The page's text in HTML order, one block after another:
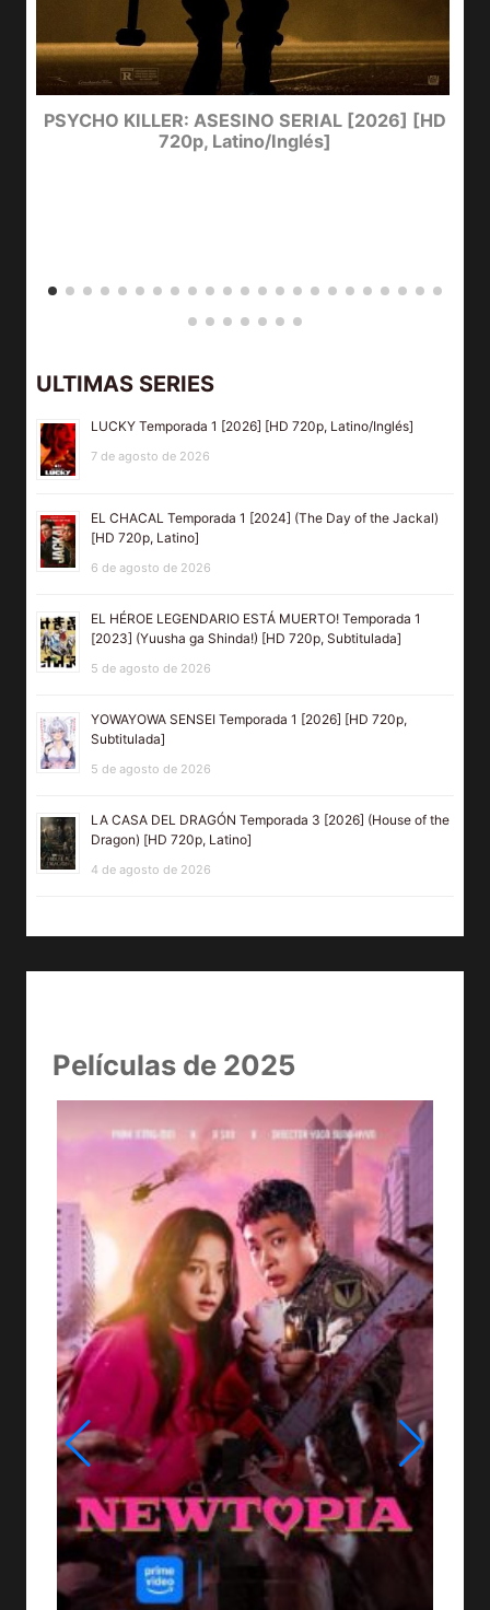
PSYCHO KILLER: ASESINO SERIAL [2026] [HD
720p, Latino/Inglés]
ULTIMAS SERIES
LUCKY Temporada 1 [2026] [HD 720p, Latino/Inglés]
7 de agosto de 2026
EL CHACAL Temporada 1 [2024] (The Day of the Jackal)
[HD 720p, Latino]
6 de agosto de 2026
EL HÉROE LEGENDARIO ESTÁ MUERTO! Temporada 1
[2023] (Yuusha ga Shinda!) [HD 720p, Subtitulada]
5 de agosto de 2026
YOWAYOWA SENSEI Temporada 1 [2026] [HD 720p,
Subtitulada]
5 de agosto de 2026
LA CASA DEL DRAGÓN Temporada 3 [2026] (House of the
Dragon) [HD 720p, Latino]
4 de agosto de 2026
Películas de 2025